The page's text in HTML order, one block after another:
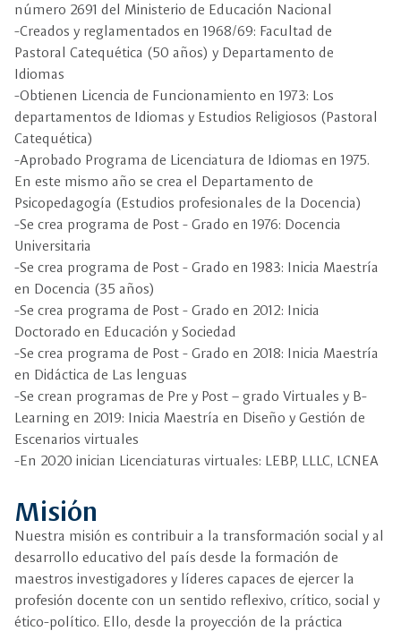
número 2691 del Ministerio de Educación Nacional
-Creados y reglamentados en 1968/69: Facultad de
Pastoral Catequética (50 años) y Departamento de
Idiomas
-Obtienen Licencia de Funcionamiento en 1973: Los
departamentos de Idiomas y Estudios Religiosos (Pastoral
Catequética)
-Aprobado Programa de Licenciatura de Idiomas en 1975.
En este mismo año se crea el Departamento de
Psicopedagogía (Estudios profesionales de la Docencia)
-Se crea programa de Post - Grado en 1976: Docencia
Universitaria
-Se crea programa de Post - Grado en 1983: Inicia Maestría
en Docencia (35 años)
-Se crea programa de Post - Grado en 2012: Inicia
Doctorado en Educación y Sociedad
-Se crea programa de Post - Grado en 2018: Inicia Maestría
en Didáctica de Las lenguas
-Se crean programas de Pre y Post – grado Virtuales y B-
Learning en 2019: Inicia Maestría en Diseño y Gestión de
Escenarios virtuales
-En 2020 inician Licenciaturas virtuales: LEBP, LLLC, LCNEA
Misión
Nuestra misión es contribuir a la transformación social y al
desarrollo educativo del país desde la formación de
maestros investigadores y líderes capaces de ejercer la
profesión docente con un sentido reflexivo, crítico, social y
ético-político. Ello, desde la proyección de la práctica